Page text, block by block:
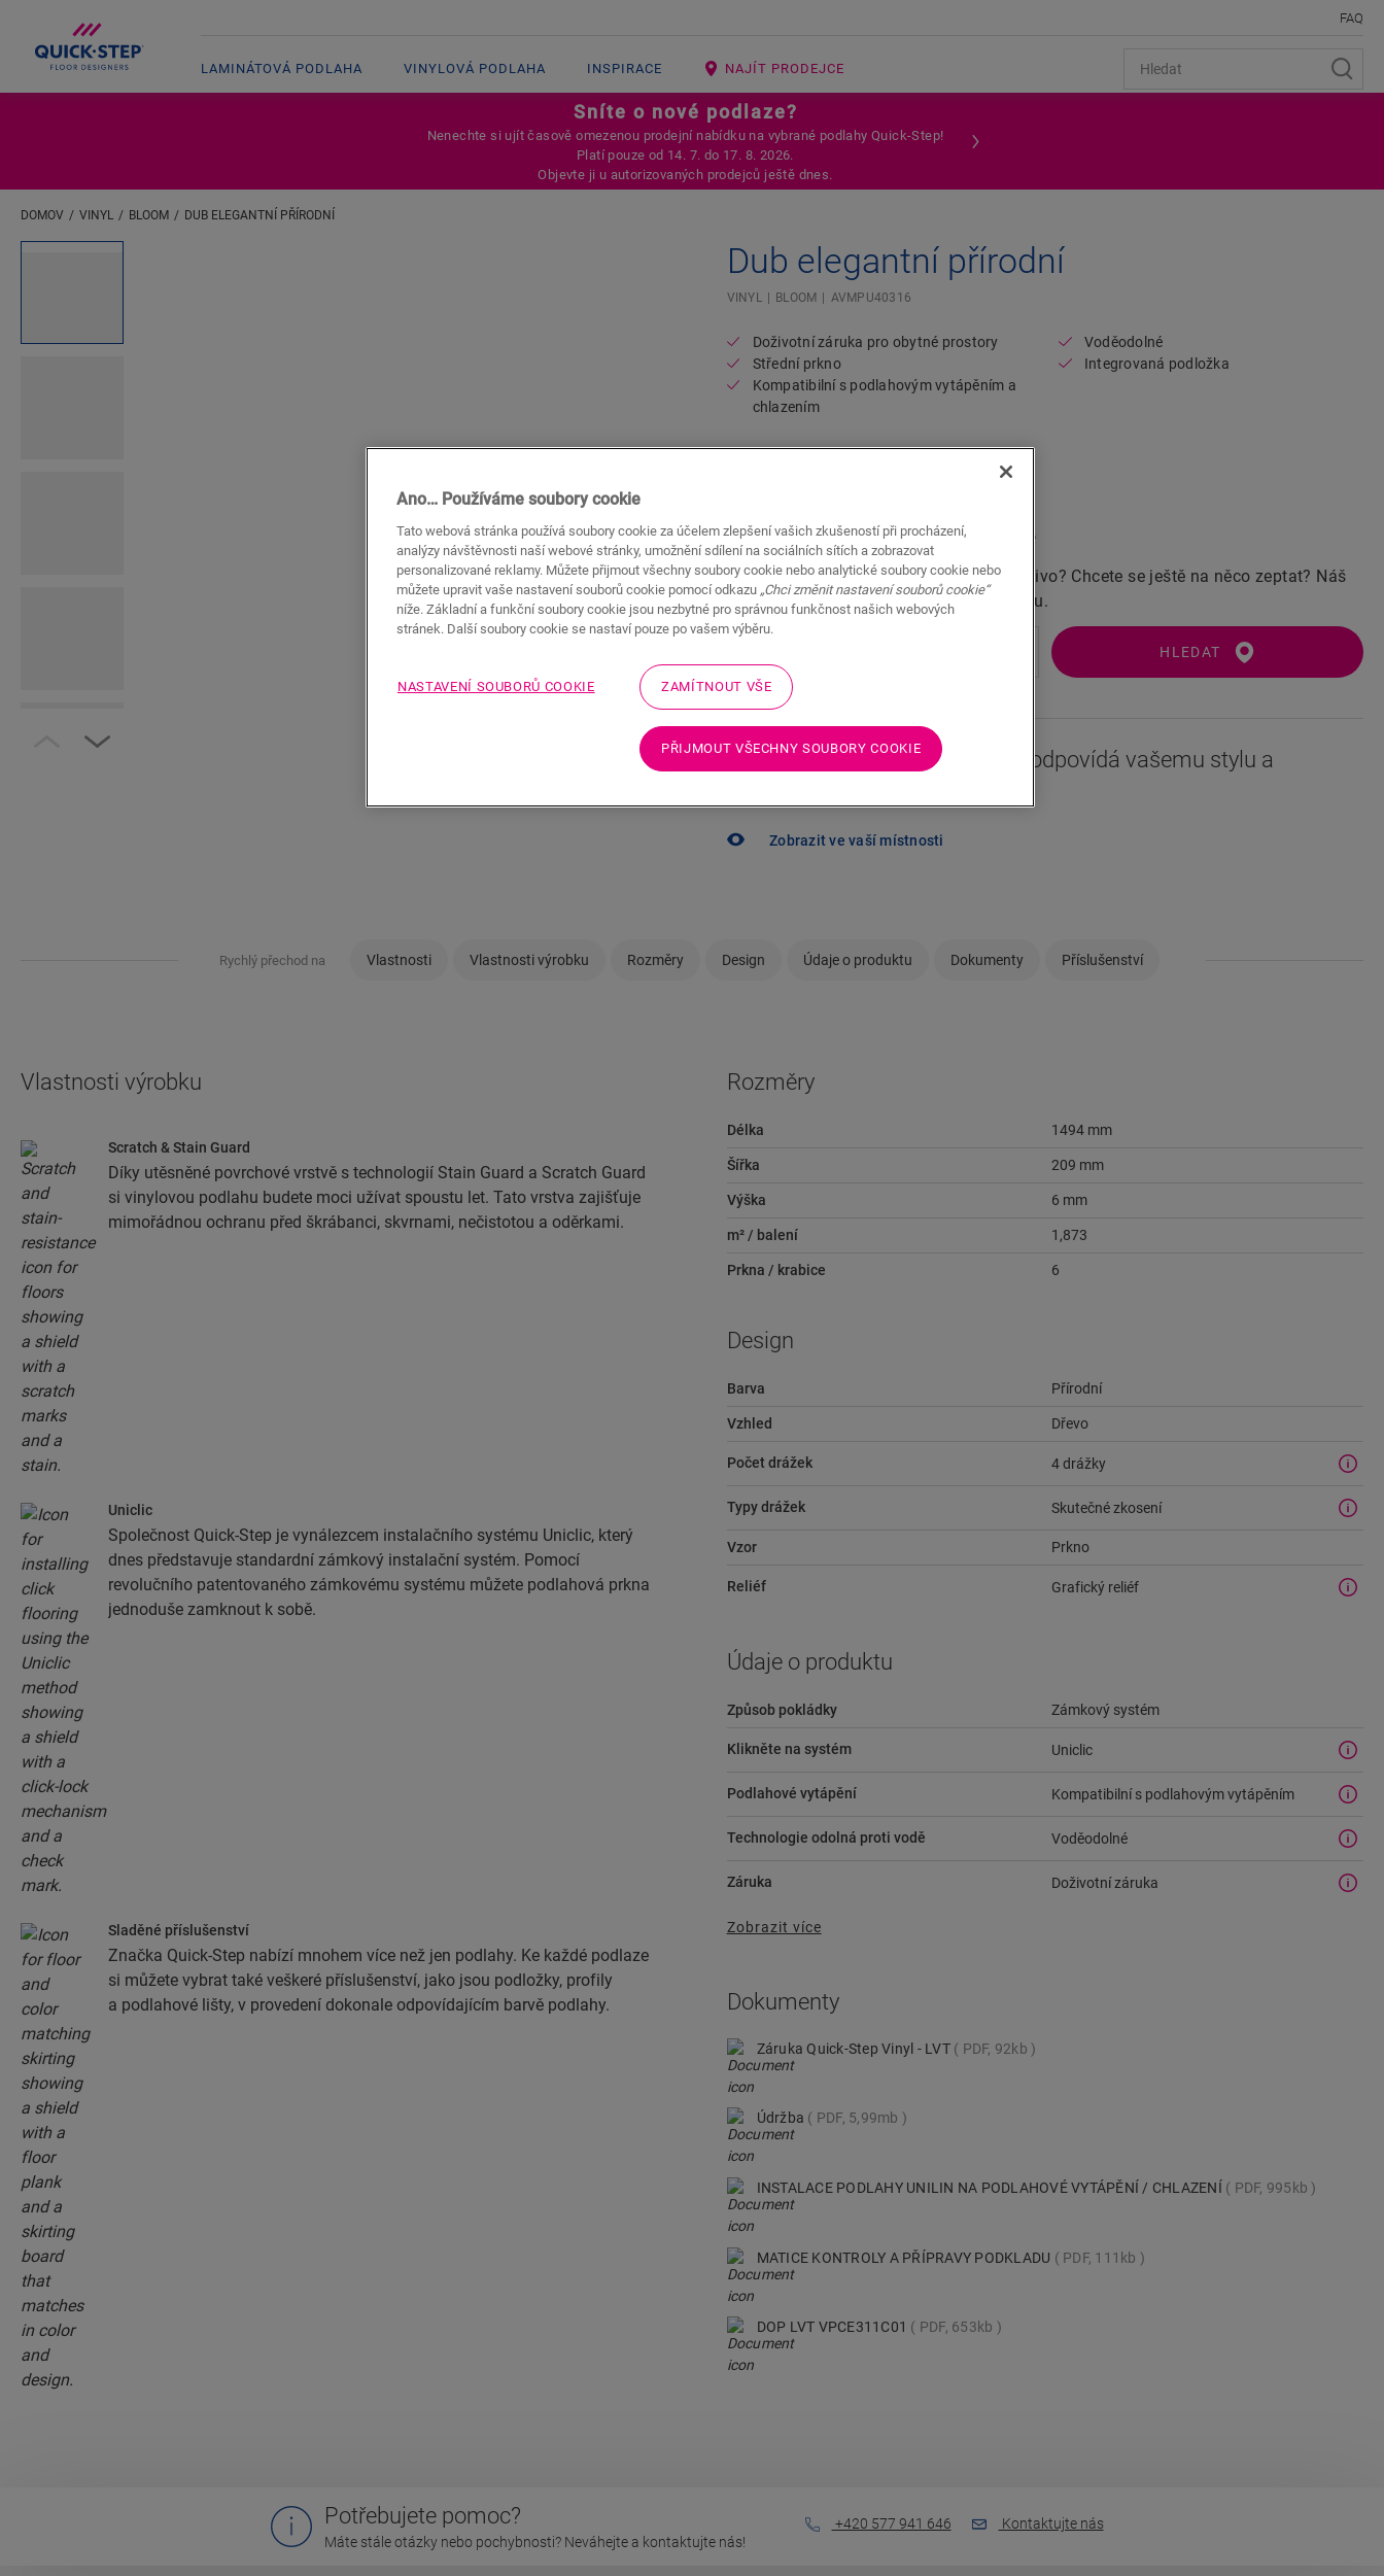
LAMINÁTOVÁ PODLAHA VINYLOVÁ PODLAHA INSPIRACE NAJÍT PRODEJCE
FAQ
Sníte o nové podlaze?
Nenechte si ujít časově omezenou prodejní nabídku na vybrané podlahy Quick-Step!
Platí pouze od 14. 7. do 17. 8. 2026.
Objevte ji u autorizovaných prodejců ještě dnes.
DOMOV VINYL BLOOM DUB ELEGANTNÍ PŘÍRODNÍ
Open image in lightbox
Dub elegantní přírodní
VINYL BLOOM AVMPU40316
Doživotní záruka pro obytné prostory
Střední prkno
Kompatibilní s podlahovým vytápěním a
chlazením
Voděodolné
Integrovaná podložka
Najděte nejbližšího prodejce
Vybrali jste podlahu a chcete ji vidět naživo? Chcete se ještě na něco zeptat? Náš
Quick-Step prodejce je vám vždy nablízku.
HLEDAT
Nejste si jistí, zda tato podlaha odpovídá vašemu stylu a
Zobrazit ve vaší místnosti
Rychlý přechod na Vlastnosti Vlastnosti výrobku Rozměry Design Údaje o produktu Dokumenty Příslušenství
Vlastnosti výrobku
Scratch & Stain Guard
Díky utěsněné povrchové vrstvě s technologií Stain Guard a Scratch Guard
si vinylovou podlahu budete moci užívat spoustu let. Tato vrstva zajišťuje
mimořádnou ochranu před škrábanci, skvrnami, nečistotou a oděrkami.
Uniclic
Společnost Quick-Step je vynálezcem instalačního systému Uniclic, který
dnes představuje standardní zámkový instalační systém. Pomocí
revolučního patentovaného zámkovému systému můžete podlahová prkna
jednoduše zamknout k sobě.
Sladěné příslušenství
Značka Quick-Step nabízí mnohem více než jen podlahy. Ke každé podlaze
si můžete vybrat také veškeré příslušenství, jako jsou podložky, profily
a podlahové lišty, v provedení dokonale odpovídajícím barvě podlahy.
Rozměry
Délka 1494 mm
Šířka 209 mm
Výška 6 mm
m² / balení 1,873
Prkna / krabice 6
Design
Barva Přírodní
Vzhled Dřevo
Počet drážek 4 drážky
Typy drážek Skutečné zkosení
Vzor Prkno
Reliéf Grafický reliéf
Údaje o produktu
Způsob pokládky Zámkový systém
Klikněte na systém Uniclic
Podlahové vytápění Kompatibilní s podlahovým vytápěním
Technologie odolná proti vodě Voděodolné
Záruka Doživotní záruka
Zobrazit více
Dokumenty
Záruka Quick-Step Vinyl - LVT PDF, 92kb
Údržba PDF, 5,99mb
INSTALACE PODLAHY UNILIN NA PODLAHOVÉ VYTÁPĚNÍ / CHLAZENÍ PDF, 995kb
MATICE KONTROLY A PŘÍPRAVY PODKLADU PDF, 111kb
DOP LVT VPCE311C01 PDF, 653kb
Potřebujete pomoc?
Máte stále otázky nebo pochybnosti? Neváhejte a kontaktujte nás!
+420 577 941 646 Kontaktujte nás
Ano… Používáme soubory cookie
Tato webová stránka používá soubory cookie za účelem zlepšení vašich zkušeností při procházení,
analýzy návštěvnosti naší webové stránky, umožnění sdílení na sociálních sítích a zobrazovat
personalizované reklamy. Můžete přijmout všechny soubory cookie nebo analytické soubory cookie nebo
můžete upravit vaše nastavení souborů cookie pomocí odkazu „Chci změnit nastavení souborů cookie“
níže. Základní a funkční soubory cookie jsou nezbytné pro správnou funkčnost našich webových
stránek. Další soubory cookie se nastaví pouze po vašem výběru.
NASTAVENÍ SOUBORŮ COOKIE ZAMÍTNOUT VŠE
PŘIJMOUT VŠECHNY SOUBORY COOKIE